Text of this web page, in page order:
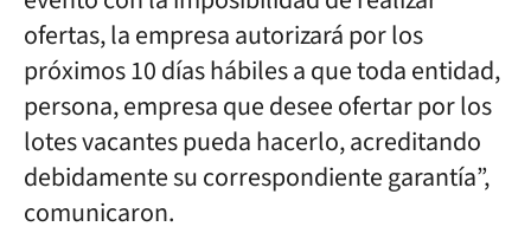
ofertas, la empresa autorizará por los
próximos 10 días hábiles a que toda entidad,
persona, empresa que desee ofertar por los
lotes vacantes pueda hacerlo, acreditando
debidamente su correspondiente garantía”,
comunicaron.